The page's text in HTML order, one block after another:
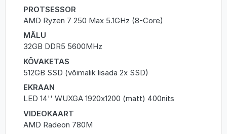
PROTSESSOR
AMD Ryzen 7 250 Max 5.1GHz (8-Core)
MÄLU
32GB DDR5 5600MHz
KÕVAKETAS
512GB SSD (võimalik lisada 2x SSD)
EKRAAN
LED 14'' WUXGA 1920x1200 (matt) 400nits
VIDEOKAART
AMD Radeon 780M